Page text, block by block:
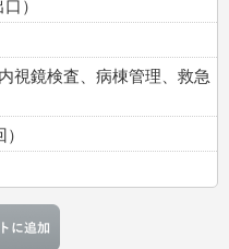
）
視鏡検査、病棟管理、救急